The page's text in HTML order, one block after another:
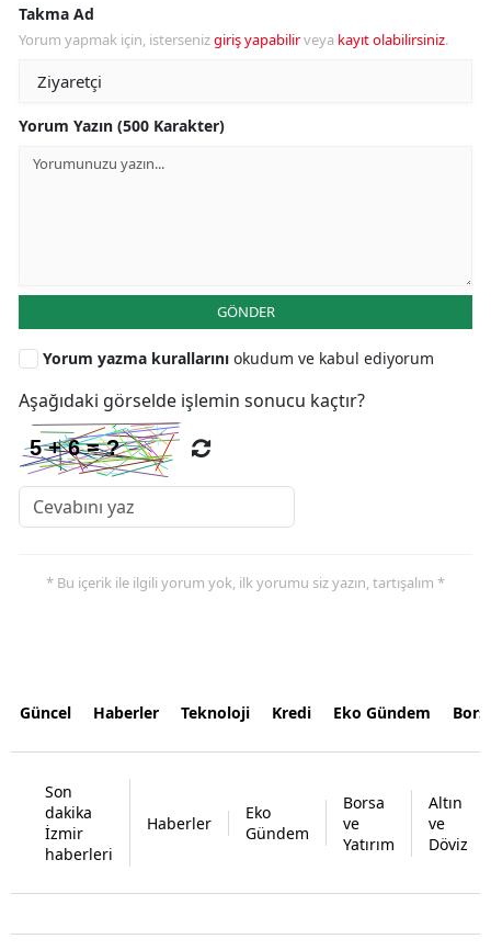
Takma Ad
Yorum yapmak için, istersenizgiriş yapabilirveya kayıt olabilirsiniz.
Yorum Yazın (500 Karakter)
GÖNDER
Yorum yazma kurallarını okudum ve kabul ediyorum
Aşağıdaki görselde işlemin sonucu kaçtır?
* Bu içerik ile ilgili yorum yok, ilk yorumu siz yazın, tartışalım *
Güncel Haberler Teknoloji Kredi Eko Gündem
Son
dakika
İzmir
haberleri
Haberler
Eko
Gündem
Borsa
ve
Yatırım
Altın
ve
Döviz